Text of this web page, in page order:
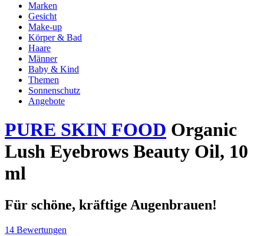
Marken
Gesicht
Make-up
Körper & Bad
Haare
Männer
Baby & Kind
Themen
Sonnenschutz
Angebote
PURE SKIN FOOD Organic
Lush Eyebrows Beauty Oil, 10
ml
Für schöne, kräftige Augenbrauen!
14 Bewertungen